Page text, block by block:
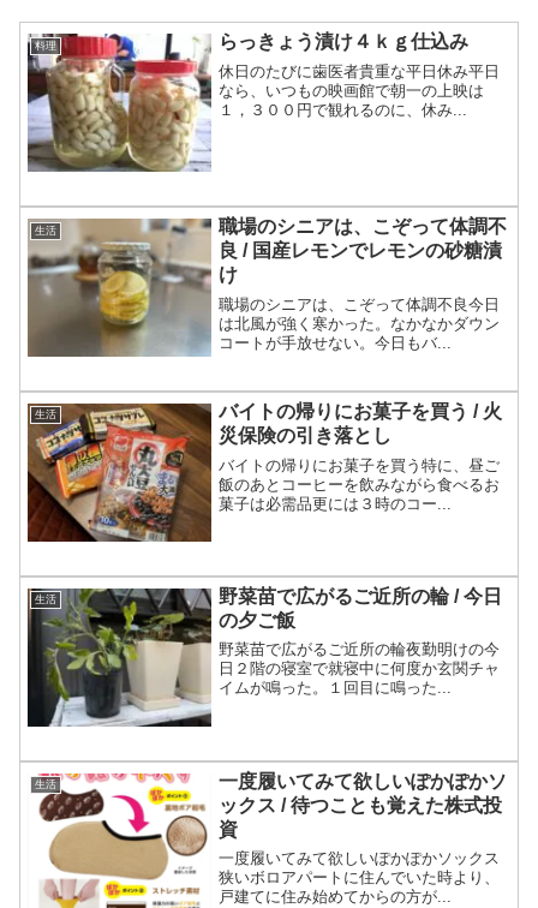
料理 らっきょう漬け４ｋｇ仕込み
休日のたびに歯医者貴重な平日休み平日
なら、いつもの映画館で朝一の上映は
１，３００円で観れるのに、休み...
生活
職場のシニアは、こぞって体調不
良 / 国産レモンでレモンの砂糖漬
け
職場のシニアは、こぞって体調不良今日
は北風が強く寒かった。なかなかダウン
コートが手放せない。今日もバ...
生活
バイトの帰りにお菓子を買う / 火
災保険の引き落とし
バイトの帰りにお菓子を買う特に、昼ご
飯のあとコーヒーを飲みながら食べるお
菓子は必需品更には３時のコー...
生活
野菜苗で広がるご近所の輪 / 今日
の夕ご飯
野菜苗で広がるご近所の輪夜勤明けの今
日２階の寝室で就寝中に何度か玄関チャ
イムが鳴った。１回目に鳴った...
生活
一度履いてみて欲しいぽかぽかソ
ックス / 待つことも覚えた株式投
資
一度履いてみて欲しいぽかぽかソックス
狭いボロアパートに住んでいた時より、
戸建てに住み始めてからの方が...